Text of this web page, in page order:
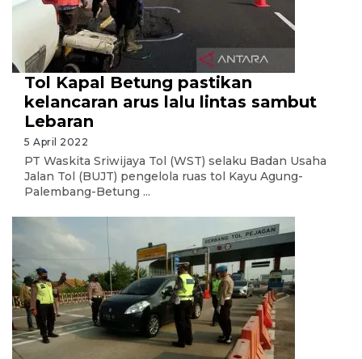
Tol Kapal Betung pastikan
kelancaran arus lalu lintas sambut
Lebaran
5 April 2022
PT Waskita Sriwijaya Tol (WST) selaku Badan Usaha
Jalan Tol (BUJT) pengelola ruas tol Kayu Agung-
Palembang-Betung ...